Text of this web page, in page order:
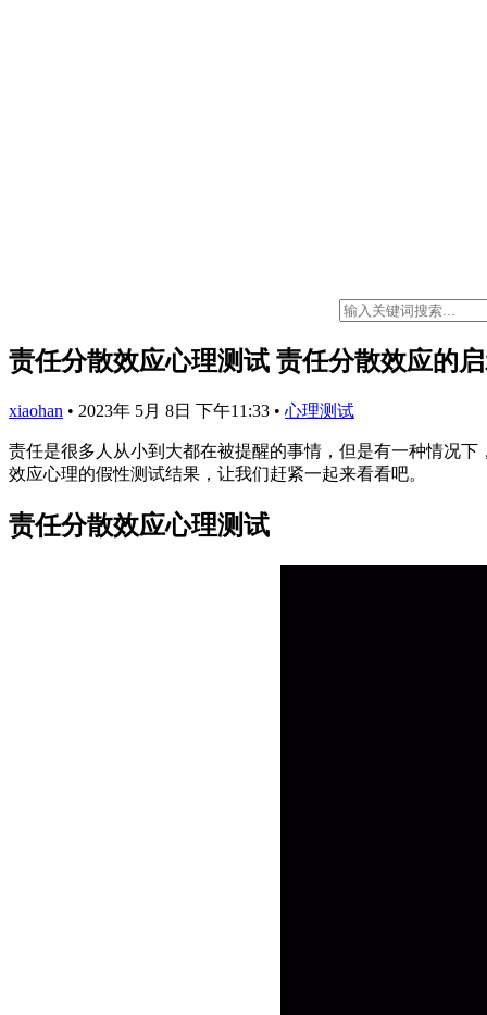
责任分散效应心理测试 责任分散效应的
xiaohan • 2023年 5月 8日 下午11:33 • 心理测试
责任是很多人从小到大都在被提醒的事情，但是有一种情况
效应心理的假性测试结果，让我们赶紧一起来看看吧。
责任分散效应心理测试